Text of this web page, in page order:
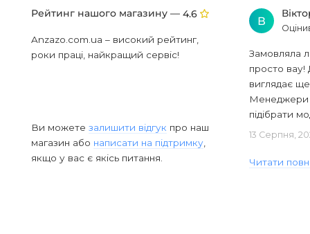
Рейтинг нашого магазину — 4.6
Anzazo.com.ua – високий рейтинг,
роки праці, найкращий сервіс!
Ви можете залишити відгук про наш
магазин або написати на підтримку,
якщо у вас є якісь питання.
В
Замовляла
просто вау!
виглядає
Менеджери
підібрати
13 Серпня,
Читати